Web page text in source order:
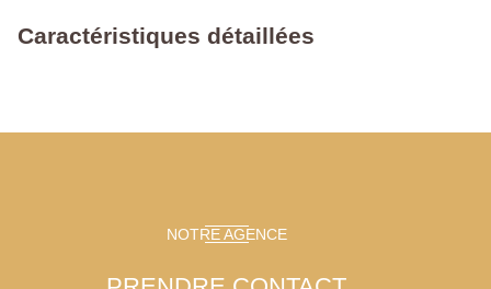
Caractéristiques détaillées
NOTRE AGENCE